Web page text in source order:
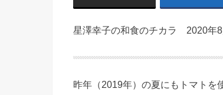
星澤幸子の和食のチカラ 2020年
昨年（2019年）の夏にもトマトを